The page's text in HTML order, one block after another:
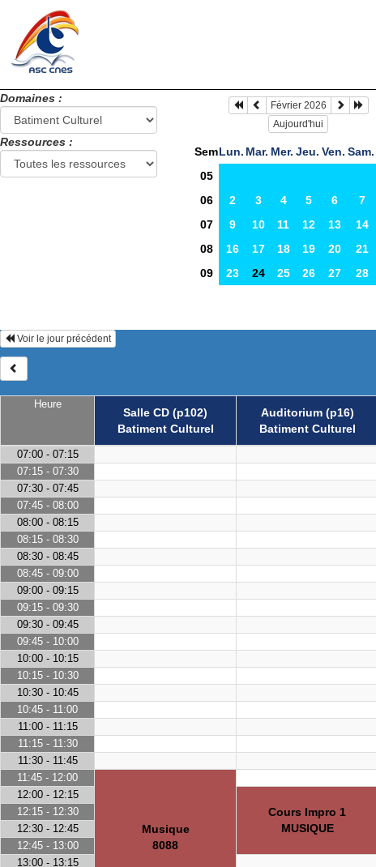
Domaines :
Ressources :
Février 2026
Aujourd'hui
SemLun. Mar. Mer. Jeu. Ven. Sam.
05
06
2 3 4 5 6 7
07
9 10 11 12 13 14
08
16 17 18 19 20 21
09
23 24 25 26 27 28
Heure
Salle CD (p102)
Batiment Culturel
Auditorium (p16)
Batiment Culturel
Voir le jour précédent
07:00 - 07:15
07:15 - 07:30
07:30 - 07:45
07:45 - 08:00
08:00 - 08:15
08:15 - 08:30
08:30 - 08:45
08:45 - 09:00
09:00 - 09:15
09:15 - 09:30
09:30 - 09:45
09:45 - 10:00
10:00 - 10:15
10:15 - 10:30
10:30 - 10:45
10:45 - 11:00
11:00 - 11:15
11:15 - 11:30
11:30 - 11:45
11:45 - 12:00
Musique
8088
12:00 - 12:15
Cours Impro 1
MUSIQUE
12:15 - 12:30
12:30 - 12:45
12:45 - 13:00
13:00 - 13:15